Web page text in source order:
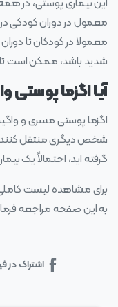
این بیماری پوستی، در
معمول در دوران کودکی
معمولا در کودکان تا
شدید باشد، ممکن است تا
آیا اگزما پوستی
اگزما پوستی مسری و
شخص دیگری منتقل کنند.
گرفته اید، احتمالاً یک
برای مشاهده لیست
به این صفحه مراجعه
اشتراک در